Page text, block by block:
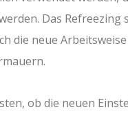
Das
die neue
ob die neuen